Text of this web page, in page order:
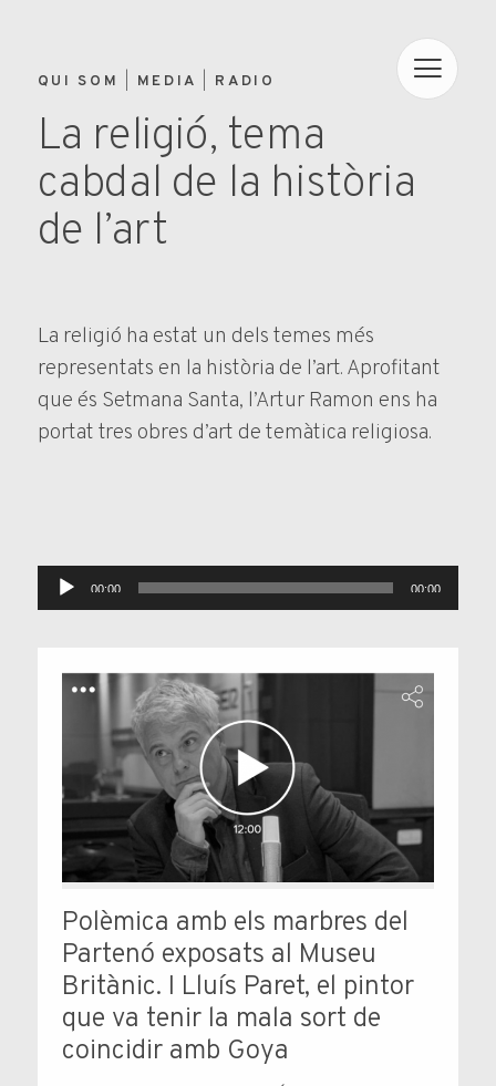
QUI SOM MEDIA RADIO
La religió, tema
cabdal de la història
de l’art
La religió ha estat un dels temes més
representats en la història de l’art. Aprofitant
que és Setmana Santa, l’Artur Ramon ens ha
portat tres obres d’art de temàtica religiosa.
Reproductor
d'àudio
00:00 00:00
Polèmica amb els marbres del
Partenó exposats al Museu
Britànic. I Lluís Paret, el pintor
que va tenir la mala sort de
coincidir amb Goya